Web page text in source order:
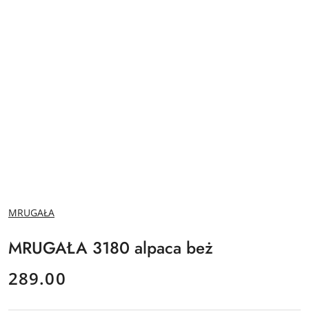
NAZWA
PRODUCENTA:
MRUGAŁA
MRUGAŁA 3180 alpaca beż
cena:
289.00